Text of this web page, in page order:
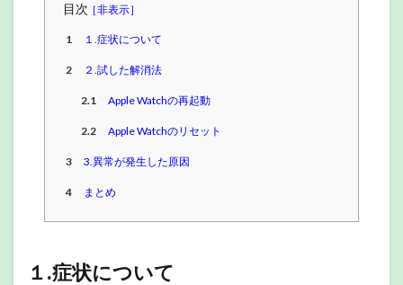
目次
1 １.症状について
2 ２.試した解消法
2.1 Apple Watchの再起動
2.2 Apple Watchのリセット
3 3.異常が発生した原因
4 まとめ
１.症状について